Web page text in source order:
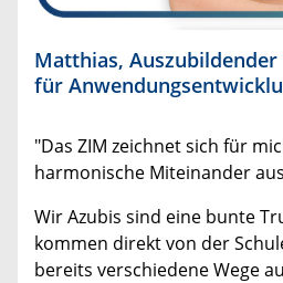
​Matthias,
für
"Das ZIM zeichnet sich für
harmonische Miteinander
Wir Azubis sind eine bunte
kommen direkt von der
bereits verschiedene Wege